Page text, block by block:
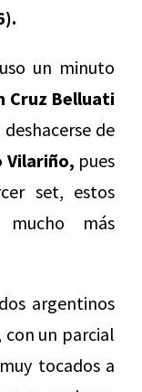
un minuto
Cruz Belluati
de
Vilariño, pues
set, estos
más
argentinos
un parcial
tocados a